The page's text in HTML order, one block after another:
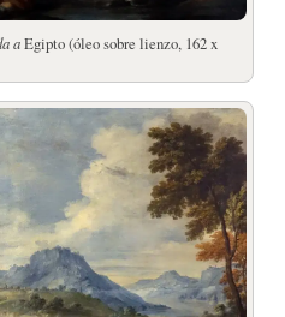
aEgipto (óleo sobre lienzo, 162 x